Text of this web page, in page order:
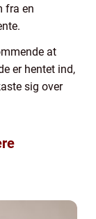
fra en
at
er hentet ind,
sig over